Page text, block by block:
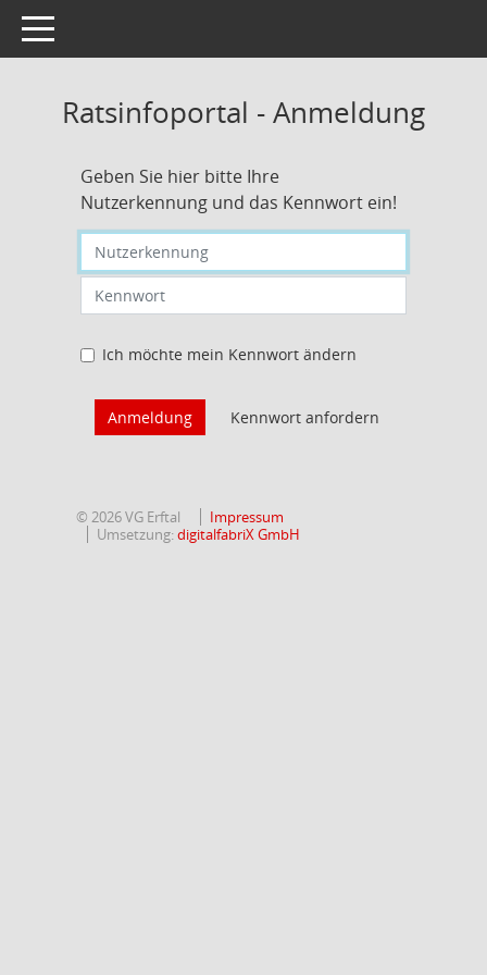
Toggle navigation
Ratsinfoportal - Anmeldung
Geben Sie hier bitte Ihre
Nutzerkennung und das Kennwort ein!
Nutzerkennung eingeben
Kennwort eingeben
Ich möchte mein Kennwort ändern
© 2026 VG Erftal
Impressum
Umsetzung:digitalfabriX GmbH